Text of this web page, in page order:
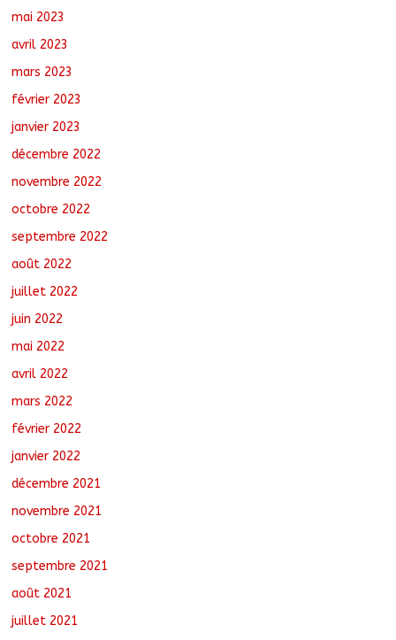
mai 2023
avril 2023
mars 2023
février 2023
janvier 2023
décembre 2022
novembre 2022
octobre 2022
septembre 2022
août 2022
juillet 2022
juin 2022
mai 2022
avril 2022
mars 2022
février 2022
janvier 2022
décembre 2021
novembre 2021
octobre 2021
septembre 2021
août 2021
juillet 2021